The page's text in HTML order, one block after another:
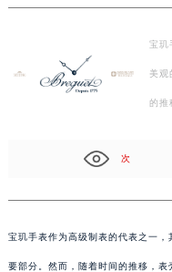
宝玑
美观
的推
次
宝玑手表作为高级制表的代表之一
要部分。然而，随着时间的推移，